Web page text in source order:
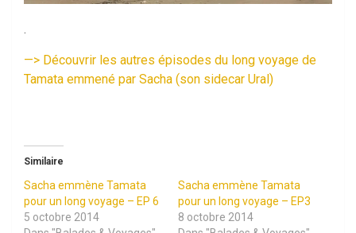
.
—> Découvrir les autres épisodes du long voyage de
Tamata emmené par Sacha (son sidecar Ural)
Similaire
Sacha emmène Tamata
pour un long voyage – EP 6
5 octobre 2014
Sacha emmène Tamata
pour un long voyage – EP3
8 octobre 2014